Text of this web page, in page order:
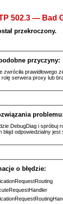
502.3 — Bad
przekroczony.
przyczyny:
zwróciła prawidłowego
rolę serwera proxy lub
problemu:
DebugDiag i spróbuj
błąd odpowiedzialny jest
o błędzie: